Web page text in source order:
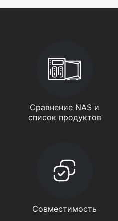
Сравнение NAS и
список продуктов
Совместимость